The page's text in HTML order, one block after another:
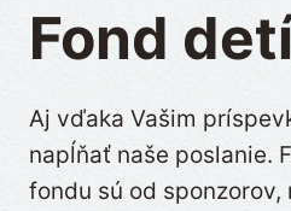
Fond
Aj vďaka Vašim
napĺňať naše poslanie.
fondu sú od